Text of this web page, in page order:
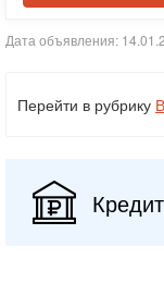
Дата объявления:
Перейти в рубрику